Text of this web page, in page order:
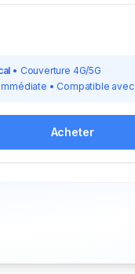
• Couverture 4G/5G
• Compatible avec
Acheter